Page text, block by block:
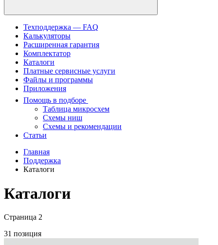
Техподдержка — FAQ
Калькуляторы
Расширенная гарантия
Комплектатор
Каталоги
Платные сервисные услуги
Файлы и программы
Приложения
Помощь в подборе
Таблица микросхем
Схемы ниш
Схемы и рекомендации
Статьи
Главная
Поддержка
Каталоги
Каталоги
Страница 2
31 позиция